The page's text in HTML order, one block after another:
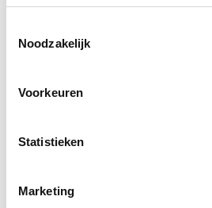
Noodzakelijk
Voorkeuren
Statistieken
Marketing